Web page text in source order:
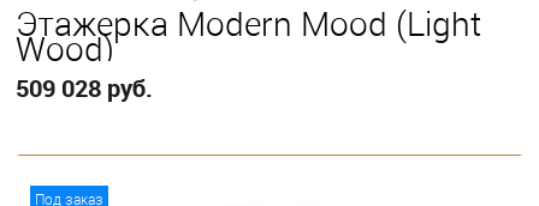
Этажерка Modern Mood (Light
Wood)
509 028 руб.
Под заказ